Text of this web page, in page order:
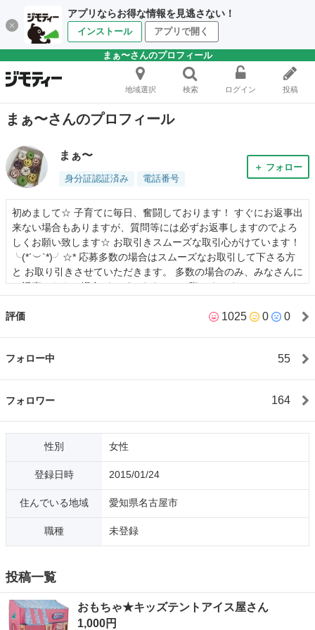
アプリならお得な情報を見逃さない！
インストール アプリで開く
まぁ〜さんのプロフィール
地域選択 検索 ログイン 投稿
まぁ〜さんのプロフィール
まぁ〜
身分証認証済み 電話番号
＋ フォロー
初めまして☆ 子育てに毎日、奮闘しております！ すぐにお返事出
来ない場合もありますが、質問等には必ずお返事しますのでよろ
しくお願い致します☆ お取引きスムーズな取引心がけています！
╰(*´︶`*)╯☆* 応募多数の場合はスムーズなお取引して下さる方
と お取り引きさせていただきます。 多数の場合のみ、みなさんに
お返事できない場合がございます！その際はすみません（ ; ; ）
と 交換だと有難いです✨ 全商品、ノークレームノーリターンで
評価 1025 0 0
フォロー中 55
フォロワー 164
性別 女性
登録日時 2015/01/24
住んでいる地域 愛知県名古屋市
職種 未登録
投稿一覧
おもちゃ★キッズテントアイス屋さん
1,000円